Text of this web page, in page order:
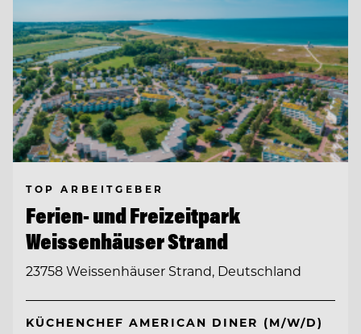
TOP ARBEITGEBER
Ferien- und Freizeitpark
Weissenhäuser Strand
23758 Weissenhäuser Strand, Deutschland
KÜCHENCHEF AMERICAN DINER (M/W/D)